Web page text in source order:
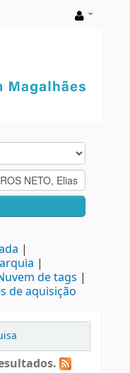
de tags
de aquisição